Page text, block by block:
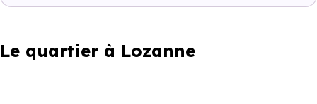
Le quartier à Lozanne